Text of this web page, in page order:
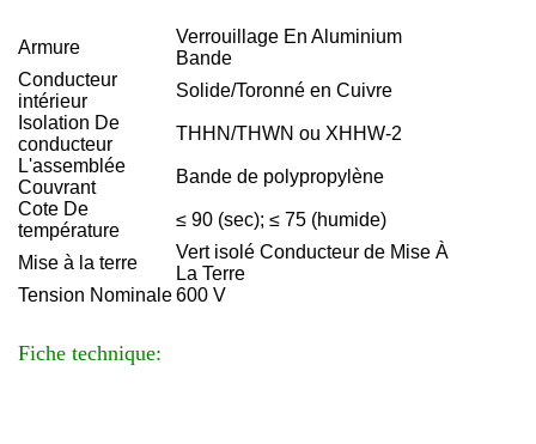
Armure
Verrouillage En Aluminium
Bande
Conducteur
intérieur
Solide/Toronné en Cuivre
Isolation De
conducteur
THHN/THWN ou XHHW-2
L'assemblée
Couvrant
Bande de polypropylène
Cote De
température
≤ 90 (sec); ≤ 75 (humide)
Mise à la terre
Vert isolé Conducteur de Mise À
La Terre
Tension Nominale600 V
Fiche technique: